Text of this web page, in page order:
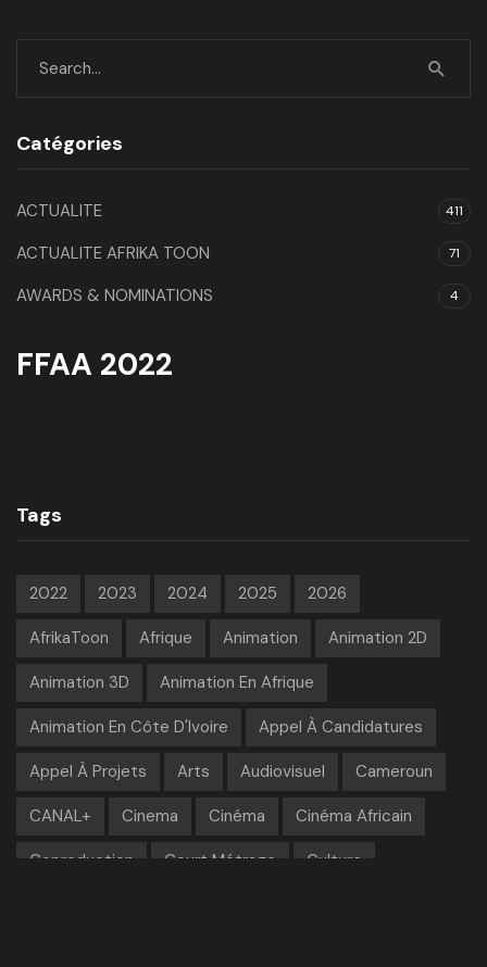
Catégories
ACTUALITE 411
ACTUALITE AFRIKA TOON 71
AWARDS & NOMINATIONS 4
FFAA 2022
Tags
2022 2023 2024 2025 2026
AfrikaToon Afrique Animation Animation 2D
Animation 3D Animation En Afrique
Animation En Côte D'Ivoire Appel À Candidatures
Appel À Projets Arts Audiovisuel Cameroun
CANAL+ Cinema Cinéma Cinéma Africain
Coproduction Court Métrage Culture